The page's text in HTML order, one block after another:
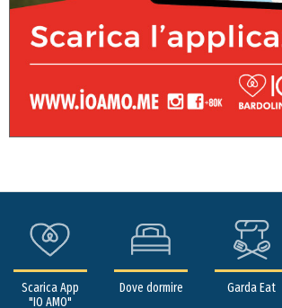
Scarica App
"IO AMO"
Dove dormire Garda Eat